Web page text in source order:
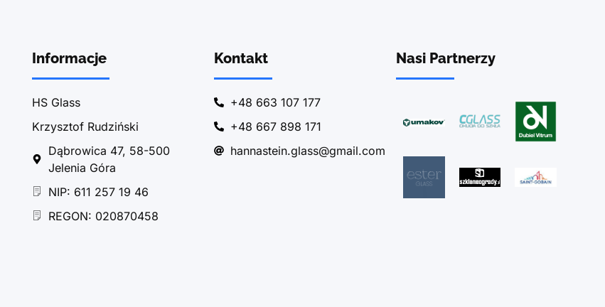
Informacje
HS Glass
Krzysztof Rudziński
Dąbrowica 47, 58-500
Jelenia Góra
NIP: 611 257 19 46
REGON: 020870458
Kontakt
+48 663 107 177
+48 667 898 171
hannastein.glass@gmail.com
Nasi Partnerzy